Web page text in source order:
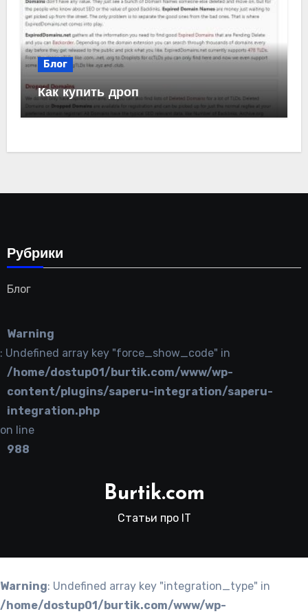
Блог
Как купить дроп
Рубрики
Блог
Warning
: Undefined array key "force_show_code" in
/home/dostup01/burtik.com/www/wp-
content/plugins/saperu-integration/saperu-
integration.php
on line
988
Burtik.com
Статьи про IT
Warning: Undefined array key "integration_type" in
/home/dostup01/burtik.com/www/wp-